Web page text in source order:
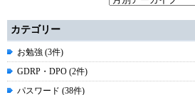
カテゴリー
お勉強 (3件)
GDRP・DPO (2件)
パスワード (38件)